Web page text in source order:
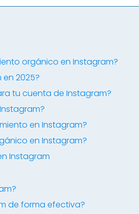
orgánico en Instagram?
2025?
tu cuenta de Instagram?
en Instagram?
en Instagram?
Instagram
de forma efectiva?